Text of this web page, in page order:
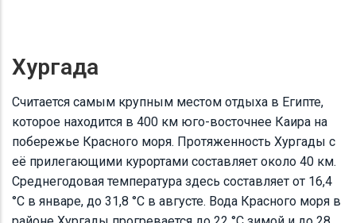
Хургада
Считается самым крупным местом отдыха в Египте,
которое находится в 400 км юго-восточнее Каира на
побережье Красного моря. Протяженность Хургады с
её прилегающими курортами составляет около 40 км.
Среднегодовая температура здесь составляет от 16,4
°C в январе, до 31,8 °C в августе. Вода Красного моря в